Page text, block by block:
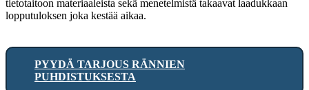
tietotaitoon materiaaleista sekä menetelmistä takaavat laadukkaan
lopputuloksen joka kestää aikaa.
PYYDÄ TARJOUS RÄNNIEN
PUHDISTUKSESTA